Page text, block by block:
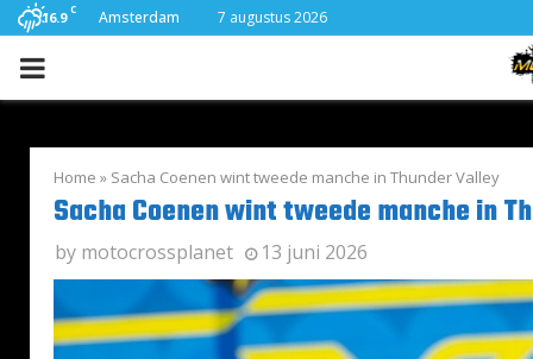
16.9 C Amsterdam 7 augustus 2026
PRIMARY
Home » Sacha Coenen wint tweede manche in Thunder Valley
Sacha Coenen wint tweede manche in
by motocrossplanet 13 juni 2026